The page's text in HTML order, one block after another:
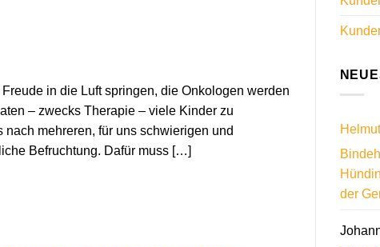
in die Luft springen, die Onkologen werden
– zwecks Therapie – viele Kinder zu
mehreren, für uns schwierigen und
Befruchtung. Dafür muss […]
der